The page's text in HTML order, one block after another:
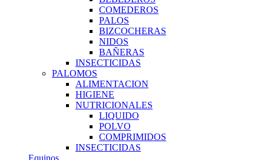
COMEDEROS
PALOS
BIZCOCHERAS
NIDOS
BAÑERAS
INSECTICIDAS
PALOMOS
ALIMENTACION
HIGIENE
NUTRICIONALES
LIQUIDO
POLVO
COMPRIMIDOS
INSECTICIDAS
Equinos